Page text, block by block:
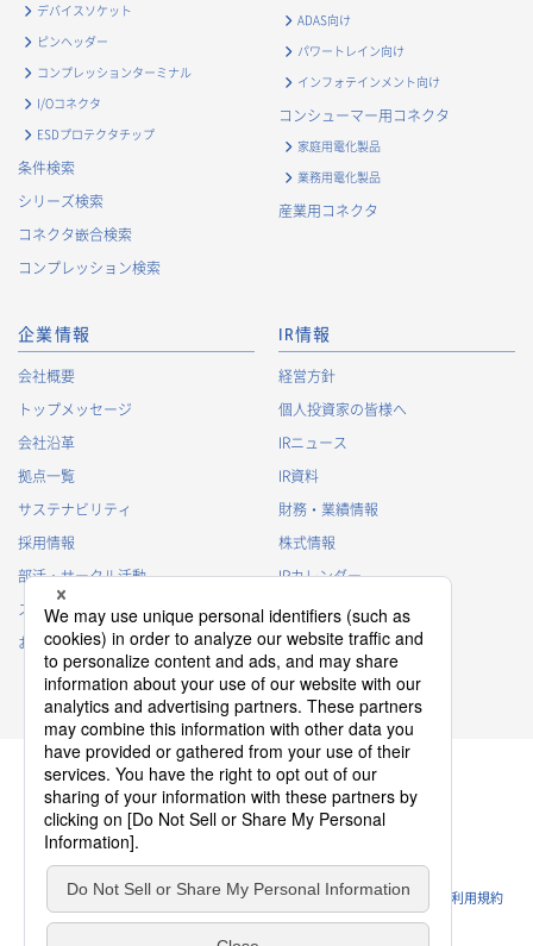
デバイスソケット
ピンヘッダー
コンプレッションターミナル
I/Oコネクタ
ESDプロテクタチップ
条件検索
シリーズ検索
コネクタ嵌合検索
コンプレッション検索
ADAS向け
パワートレイン向け
インフォテインメント向け
コンシューマー用コネクタ
家庭用電化製品
業務用電化製品
産業用コネクタ
企業情報
会社概要
トップメッセージ
会社沿革
拠点一覧
サステナビリティ
採用情報
部活・サークル活動
スポンサー活動
お問い合わせ
IR情報
経営方針
個人投資家の皆様へ
IRニュース
IR資料
財務・業績情報
株式情報
IRカレンダー
IRに関するよくあるご質問
IRポリシー
免責事項
プライバシーポリシー
クッキーポリシー
ソーシャルメディアポリシー
ウェブサイトのご利用条件 利用規約